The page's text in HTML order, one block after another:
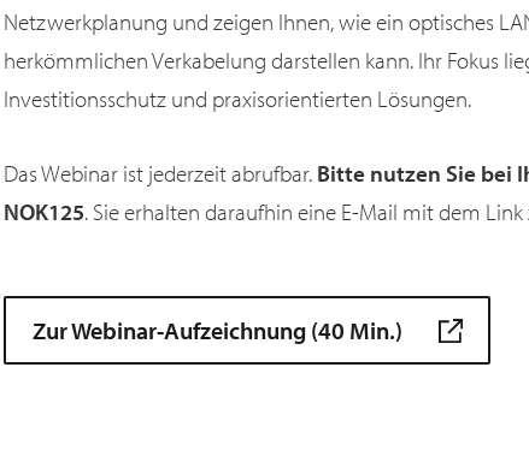
Netzwerkplanung und zeigen Ihnen, wie ein optisches
herkömmlichen Verkabelung darstellen kann. Ihr Fokus
Investitionsschutz und praxisorientierten Lösungen.
Das Webinar ist jederzeit abrufbar. Bitte nutzen Sie bei
NOK125. Sie erhalten daraufhin eine E-Mail mit dem
Zur Webinar-Aufzeichnung (40 Min.)